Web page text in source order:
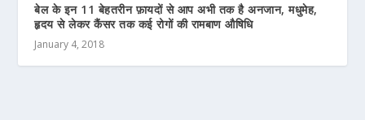
बेल के इन 11 बेहतरीन फ़ायदों से आप अभी तक है अनजान, मधुमेह,
हृदय से लेकर कैंसर तक कई रोगों की रामबाण औषिधि
January 4, 2018